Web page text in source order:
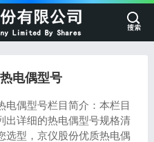
电偶型号
电偶型号栏目简介：本栏目
出详细的热电偶型号规格清
选型，京仪股份优质热电偶